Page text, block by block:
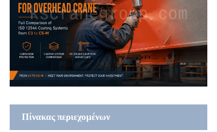
Πίνακας περιεχομένων